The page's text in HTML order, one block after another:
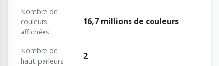
Nombre de
couleurs
affichées
16,7 millions de couleurs
Nombre de
haut-parleurs
2